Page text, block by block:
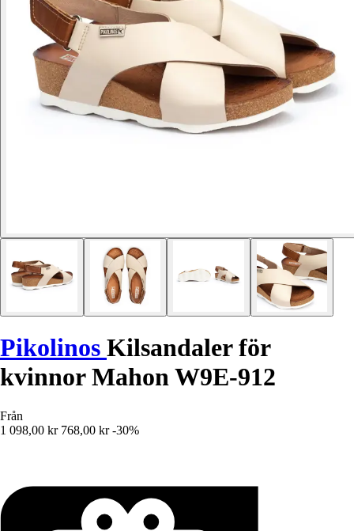
Pikolinos Kilsandaler för
kvinnor Mahon W9E-912
Från
1 098,00 kr 768,00 kr -30%